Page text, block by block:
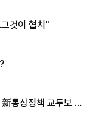
것이 협치"
통상정책 교두보 활